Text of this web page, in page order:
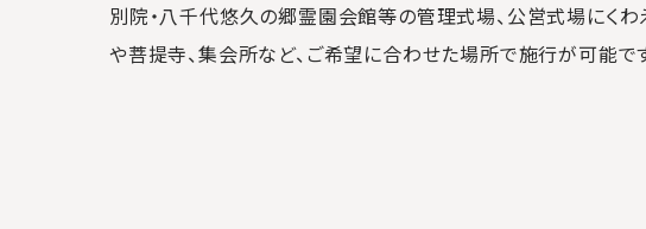
別院・八千代悠久の郷霊園会館等の管理式場、公営式場にくわ
や菩提寺、集会所など、ご希望に合わせた場所で施行が可能で